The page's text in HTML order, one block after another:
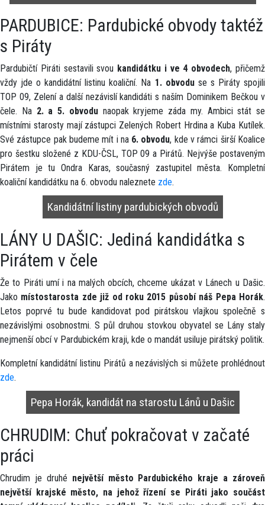
PARDUBICE: Pardubické obvody taktéž
s Piráty
Pardubičtí Piráti sestavili svou kandidátku i ve 4 obvodech, přičemž
vždy jde o kandidátní listinu koaliční. Na 1. obvoduse s Piráty spojili
TOP 09, Zelení a další nezávislí kandidáti s naším Dominikem Bečkou v
čele. Na 2. a 5. obvodunaopak kryjeme záda my. Ambici stát se
místními starosty mají zástupci Zelených Robert Hrdina a Kuba Kutílek.
Své zástupce pak budeme mít i na 6. obvodu, kde v rámci širší Koalice
pro šestku složené z KDU-ČSL, TOP 09 a Pirátů. Nejvýše postaveným
Pirátem je tu Ondra Karas, současný zastupitel města. Kompletní
koaliční kandidátku na 6. obvodu naleznete zde.
Kandidátní listiny pardubických obvodů
LÁNY U DAŠIC: Jediná kandidátka s
Pirátem v čele
Že to Piráti umí i na malých obcích, chceme ukázat v Lánech u Dašic.
Jako místostarosta zde již od roku 2015 působí náš Pepa Horák.
Letos poprvé tu bude kandidovat pod pirátskou vlajkou společně s
nezávislými osobnostmi. S půl druhou stovkou obyvatel se Lány staly
nejmenší obcí v Pardubickém kraji, kde o mandát usiluje pirátský politik.
Kompletní kandidátní listinu Pirátů a nezávislých si můžete prohlédnout
zde.
Pepa Horák, kandidát na starostu Lánů u Dašic
CHRUDIM: Chuť pokračovat v začaté
práci
Chrudim je druhé největší město Pardubického kraje a zároveň
největší krajské město, na jehož řízení se Piráti jako součást